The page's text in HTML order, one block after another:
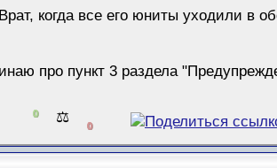
когда все его юниты уходили в
про пункт 3 раздела
0 ⚖️ 0